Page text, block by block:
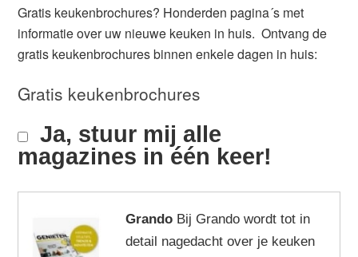
Gratis keukenbrochures? Honderden pagina´s met
informatie over uw nieuwe keuken in huis. Ontvang de
gratis keukenbrochures binnen enkele dagen in huis:
Gratis keukenbrochures
Ja, stuur mij alle
magazines in één keer!
Grando Bij Grando wordt tot in
detail nagedacht over je keuken